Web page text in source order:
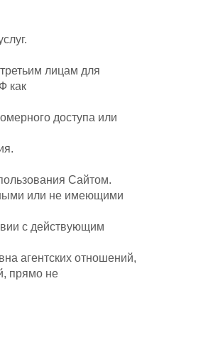
лицам для
как
доступа или
Сайтом.
или не имеющими
с действующим
агентских отношений,
прямо не